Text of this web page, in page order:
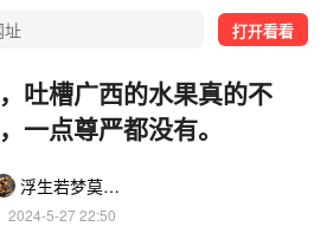
打开看看
吐槽广西的水果真的不
一点尊严都没有。
浮生若梦莫问归期
2024-5-27 22:50